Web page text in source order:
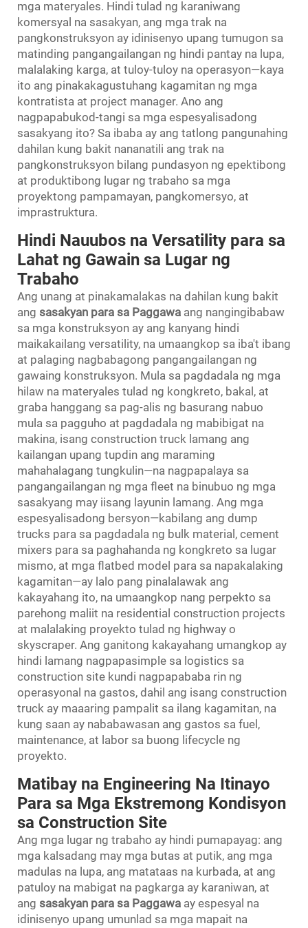
mga materyales. Hindi tulad ng karaniwang
komersyal na sasakyan, ang mga trak na
pangkonstruksyon ay idinisenyo upang tumugon sa
matinding pangangailangan ng hindi pantay na lupa,
malalaking karga, at tuloy-tuloy na operasyon—kaya
ito ang pinakakagustuhang kagamitan ng mga
kontratista at project manager. Ano ang
nagpapabukod-tangi sa mga espesyalisadong
sasakyang ito? Sa ibaba ay ang tatlong pangunahing
dahilan kung bakit nananatili ang trak na
pangkonstruksyon bilang pundasyon ng epektibong
at produktibong lugar ng trabaho sa mga
proyektong pampamayan, pangkomersyo, at
imprastruktura.
Hindi Nauubos na Versatility para sa
Lahat ng Gawain sa Lugar ng
Trabaho
Ang unang at pinakamalakas na dahilan kung bakit
ang sasakyan para sa Paggawa ang nangingibabaw
sa mga konstruksyon ay ang kanyang hindi
maikakailang versatility, na umaangkop sa iba't ibang
at palaging nagbabagong pangangailangan ng
gawaing konstruksyon. Mula sa pagdadala ng mga
hilaw na materyales tulad ng kongkreto, bakal, at
graba hanggang sa pag-alis ng basurang nabuo
mula sa pagguho at pagdadala ng mabibigat na
makina, isang construction truck lamang ang
kailangan upang tupdin ang maraming
mahahalagang tungkulin—na nagpapalaya sa
pangangailangan ng mga fleet na binubuo ng mga
sasakyang may iisang layunin lamang. Ang mga
espesyalisadong bersyon—kabilang ang dump
trucks para sa pagdadala ng bulk material, cement
mixers para sa paghahanda ng kongkreto sa lugar
mismo, at mga flatbed model para sa napakalaking
kagamitan—ay lalo pang pinalalawak ang
kakayahang ito, na umaangkop nang perpekto sa
parehong maliit na residential construction projects
at malalaking proyekto tulad ng highway o
skyscraper. Ang ganitong kakayahang umangkop ay
hindi lamang nagpapasimple sa logistics sa
construction site kundi nagpapababa rin ng
operasyonal na gastos, dahil ang isang construction
truck ay maaaring pampalit sa ilang kagamitan, na
kung saan ay nababawasan ang gastos sa fuel,
maintenance, at labor sa buong lifecycle ng
proyekto.
Matibay na Engineering Na Itinayo
Para sa Mga Ekstremong Kondisyon
sa Construction Site
Ang mga lugar ng trabaho ay hindi pumapayag: ang
mga kalsadang may mga butas at putik, ang mga
madulas na lupa, ang matataas na kurbada, at ang
patuloy na mabigat na pagkarga ay karaniwan, at
ang sasakyan para sa Paggawa ay espesyal na
idinisenyo upang umunlad sa mga mapait na